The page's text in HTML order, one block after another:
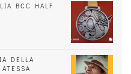
BCC HALF
DELLA